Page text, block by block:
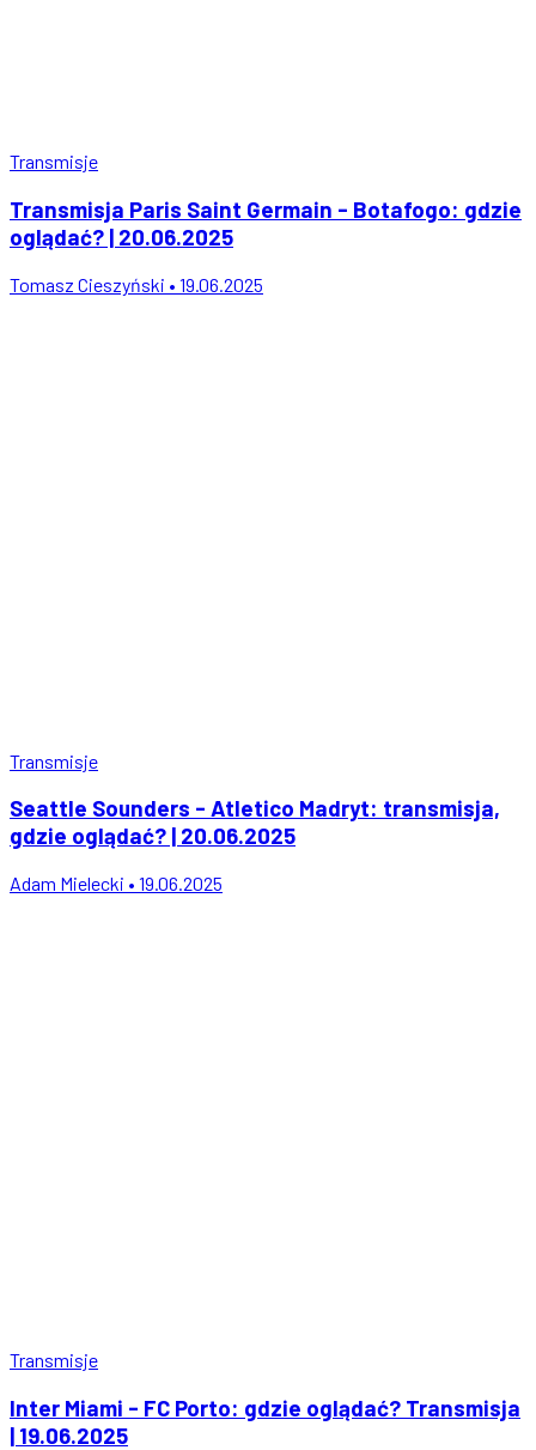
Transmisje
Transmisja Paris Saint Germain - Botafogo: gdzie
oglądać? | 20.06.2025
Tomasz Cieszyński • 19.06.2025
Transmisje
Seattle Sounders - Atletico Madryt: transmisja,
gdzie oglądać? | 20.06.2025
Adam Mielecki • 19.06.2025
Transmisje
Inter Miami - FC Porto: gdzie oglądać? Transmisja
| 19.06.2025